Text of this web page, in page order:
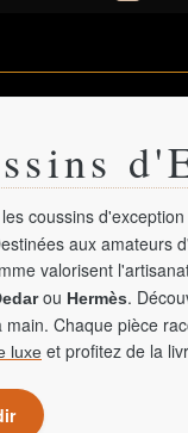
coussins d'exception
aux amateurs
valorisent
ou Hermès.
main. Chaque pièce
luxe et profitez de la